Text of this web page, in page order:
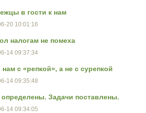
в гости к нам
20 10:01:16
налогам не помеха
14 09:37:34
с «репкой», а не с сурепкой
14 09:35:48
Задачи поставлены.
14 09:34:05